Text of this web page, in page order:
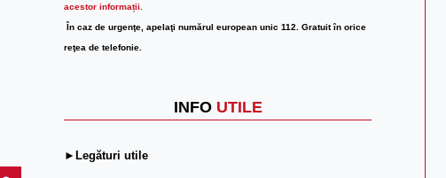
acestor informații.
În caz de urgenţe, apelaţi numărul european unic 112. Gratuit în orice
reţea de telefonie.
INFO UTILE
►Legături utile